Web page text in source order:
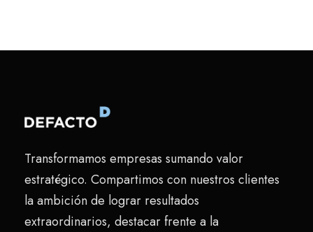
Transformamos empresas sumando valor
estratégico. Compartimos con nuestros clientes
la ambición de lograr resultados
extraordinarios, destacar frente a la